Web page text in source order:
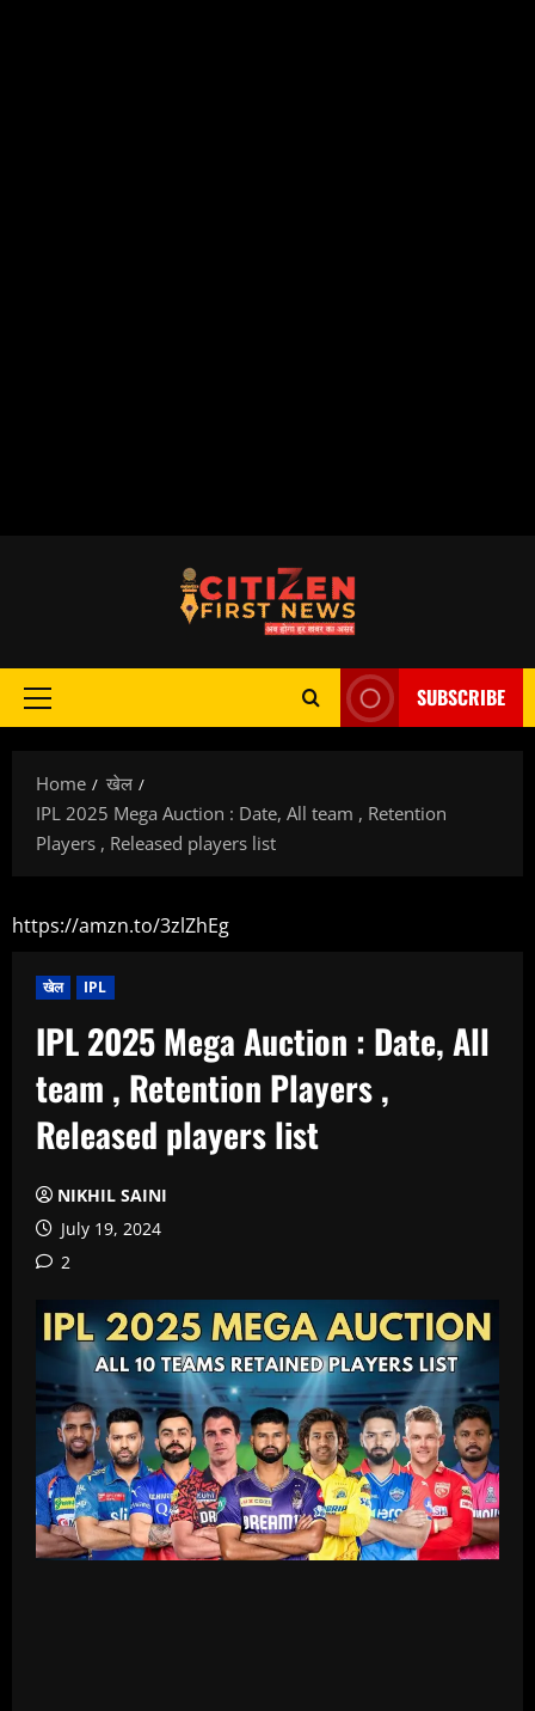
Primary
SUBSCRIBE
Home
खेल
IPL 2025 Mega Auction : Date, All team , Retention
Players , Released players list
https://amzn.to/3zlZhEg
खेल IPL
IPL 2025 Mega Auction : Date, All
team , Retention Players ,
Released players list
NIKHIL SAINI
July 19, 2024
2